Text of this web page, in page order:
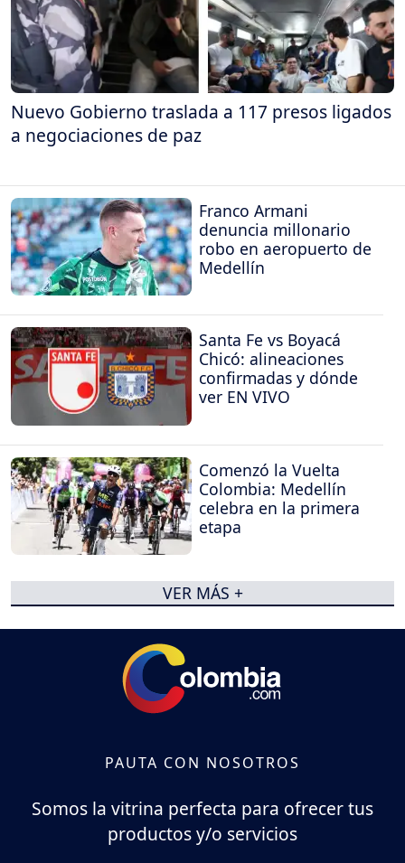
Nuevo Gobierno traslada a 117 presos ligados
a negociaciones de paz
Franco Armani
denuncia millonario
robo en aeropuerto de
Medellín
Santa Fe vs Boyacá
Chicó: alineaciones
confirmadas y dónde
ver EN VIVO
Comenzó la Vuelta
Colombia: Medellín
celebra en la primera
etapa
VER MÁS +
PAUTA CON NOSOTROS
Somos la vitrina perfecta para ofrecer tus
productos y/o servicios